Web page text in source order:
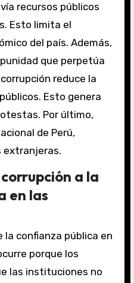
recursos públicos
Esto limita el
del país. Además,
que perpetúa
reduce la
Esto genera
Por último,
de Perú,
extranjeras.
a la
en las
la confianza pública en
porque los
las instituciones no